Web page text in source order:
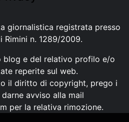
giornalistica registrata presso
Rimini n. 1289/2009.
blog e del relativo profilo e/o
reperite sul web.
il diritto di copyright, prego i
avviso alla mail
per la relativa rimozione.